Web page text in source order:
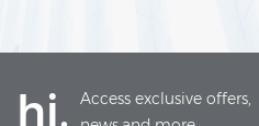
hi,
Access exclusive offers,